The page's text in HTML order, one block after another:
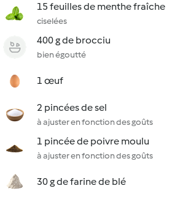
15 feuilles de menthe fraîche
ciselées
400 g de brocciu
bien égoutté
1 œuf
2 pincées de sel
à ajuster en fonction des goûts
1 pincée de poivre moulu
à ajuster en fonction des goûts
30 g de farine de blé